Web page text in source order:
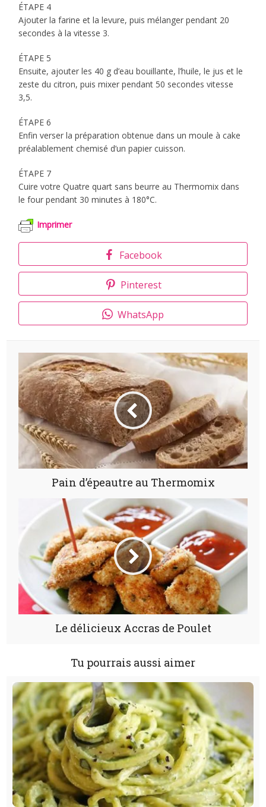
ÉTAPE 4
Ajouter la farine et la levure, puis mélanger pendant 20
secondes à la vitesse 3.
ÉTAPE 5
Ensuite, ajouter les 40 g d’eau bouillante, l’huile, le jus et le
zeste du citron, puis mixer pendant 50 secondes vitesse
3,5.
ÉTAPE 6
Enfin verser la préparation obtenue dans un moule à cake
préalablement chemisé d’un papier cuisson.
ÉTAPE 7
Cuire votre Quatre quart sans beurre au Thermomix dans
le four pendant 30 minutes à 180°C.
Imprimer
Facebook
Pinterest
WhatsApp
Pain d’épeautre au Thermomix
Le délicieux Accras de Poulet
Tu pourrais aussi aimer